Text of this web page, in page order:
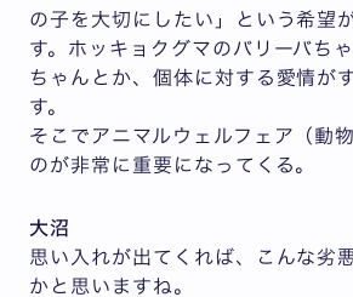
の子を大切にしたい」という希望
す。ホッキョクグマのバリーバち
ちゃんとか、個体に対する愛情が
す。
そこでアニマルウェルフェア（動
のが非常に重要になってくる。
大沼
思い入れが出てくれば、こんな劣
かと思いますね。